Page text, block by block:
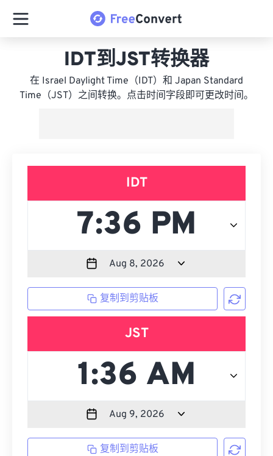
IDT到JST转换器
在 Israel Daylight Time（IDT）和 Japan Standard
Time（JST）之间转换。点击时间字段即可更改时间。
IDT
复制到剪贴板
JST
复制到剪贴板